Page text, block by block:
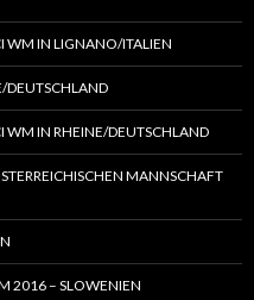
WM IN LIGNANO/ITALIEN
DEUTSCHLAND
WM IN RHEINE/DEUTSCHLAND
MANNSCHAFT
2016 – SLOWENIEN